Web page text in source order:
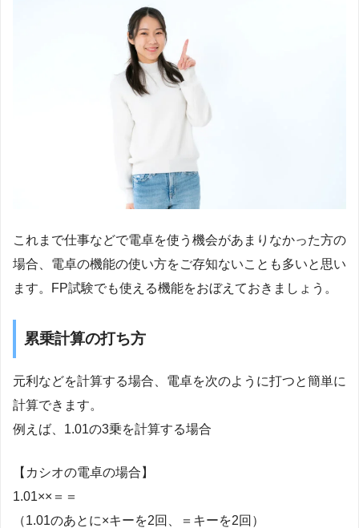
これまで仕事などで電卓を使う機会があまりなかった方の
場合、電卓の機能の使い方をご存知ないことも多いと思い
ます。FP試験でも使える機能をおぼえておきましょう。
累乗計算の打ち方
元利などを計算する場合、電卓を次のように打つと簡単に
計算できます。
例えば、1.01の3乗を計算する場合
【カシオの電卓の場合】
1.01××＝＝
（1.01のあとに×キーを2回、＝キーを2回）